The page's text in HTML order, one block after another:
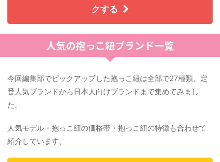
クする
人気の抱っこ紐ブランド一覧
今回編集部でピックアップした抱っこ紐は全部で27種類、定
番人気ブランドから日本人向けブランドまで集めてみまし
た。
人気モデル・抱っこ紐の価格帯・抱っこ紐の特徴も合わせて
紹介しています。